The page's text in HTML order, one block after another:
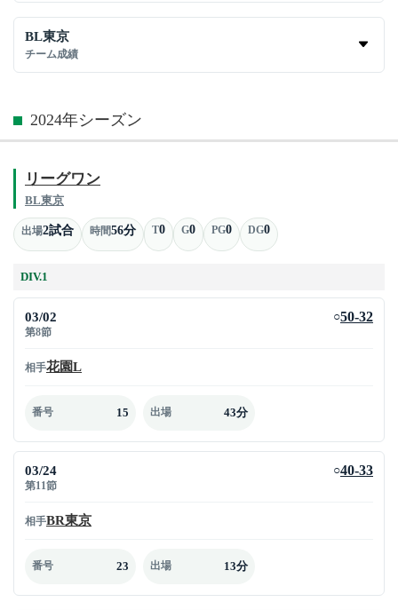
BL東京
チーム成績
2024年シーズン
リーグワン
BL東京
出場2試合 時間56分 T0 G0 PG0 DG0
DIV.1
03/02
第8節
○50-32
相手花園L
番号 15 出場 43分
03/24
第11節
○40-33
相手BR東京
番号 23 出場 13分